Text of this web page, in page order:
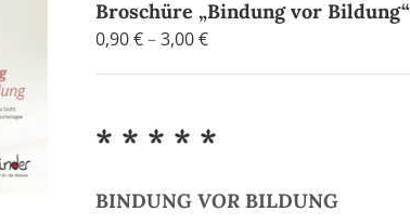
Broschüre „Bindung vor Bildung“
0,90€–3,00€Preisspanne:
* * * * *
BINDUNGVOR BILDUNG